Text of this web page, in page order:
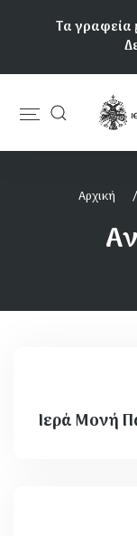
Τα γραφεία
Κεντρική
πλοήγηση
Αρχική
Ιερά Μονή